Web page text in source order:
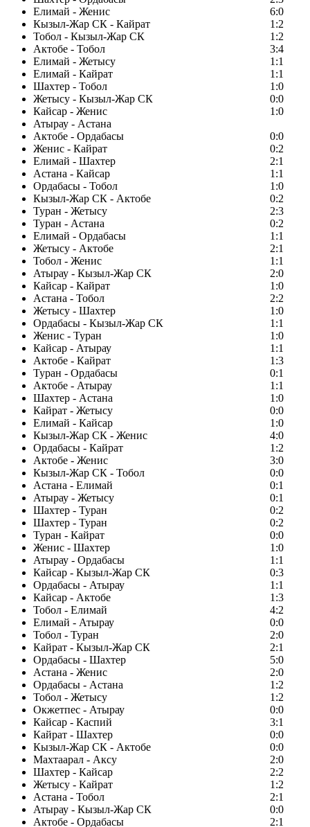
Елимай - Женис
6:0
Кызыл-Жар СК - Кайрат
1:2
Тобол - Кызыл-Жар СК
1:2
Актобе - Тобол
3:4
Елимай - Жетысу
1:1
Елимай - Кайрат
1:1
Шахтер - Тобол
1:0
Жетысу - Кызыл-Жар СК
0:0
Кайсар - Женис
1:0
Атырау - Астана
Актобе - Ордабасы
0:0
Женис - Кайрат
0:2
Елимай - Шахтер
2:1
Астана - Кайсар
1:1
Ордабасы - Тобол
1:0
Кызыл-Жар СК - Актобе
0:2
Туран - Жетысу
2:3
Туран - Астана
0:2
Елимай - Ордабасы
1:1
Жетысу - Актобе
2:1
Тобол - Женис
1:1
Атырау - Кызыл-Жар СК
2:0
Кайсар - Кайрат
1:0
Астана - Тобол
2:2
Жетысу - Шахтер
1:0
Ордабасы - Кызыл-Жар СК
1:1
Женис - Туран
1:0
Кайсар - Атырау
1:1
Актобе - Кайрат
1:3
Туран - Ордабасы
0:1
Актобе - Атырау
1:1
Шахтер - Астана
1:0
Кайрат - Жетысу
0:0
Елимай - Кайсар
1:0
Кызыл-Жар СК - Женис
4:0
Ордабасы - Кайрат
1:2
Актобе - Женис
3:0
Кызыл-Жар СК - Тобол
0:0
Астана - Елимай
0:1
Атырау - Жетысу
0:1
Шахтер - Туран
0:2
Шахтер - Туран
0:2
Туран - Кайрат
0:0
Женис - Шахтер
1:0
Атырау - Ордабасы
1:1
Кайсар - Кызыл-Жар СК
0:3
Ордабасы - Атырау
1:1
Кайсар - Актобе
1:3
Тобол - Елимай
4:2
Елимай - Атырау
0:0
Тобол - Туран
2:0
Кайрат - Кызыл-Жар СК
2:1
Ордабасы - Шахтер
5:0
Астана - Женис
2:0
Ордабасы - Астана
1:2
Тобол - Жетысу
1:2
Окжетпес - Атырау
0:0
Кайсар - Каспий
3:1
Кайрат - Шахтер
0:0
Кызыл-Жар СК - Актобе
0:0
Махтаарал - Аксу
2:0
Шахтер - Кайсар
2:2
Жетысу - Кайрат
1:2
Астана - Тобол
2:1
Атырау - Кызыл-Жар СК
0:0
Актобе - Ордабасы
2:1